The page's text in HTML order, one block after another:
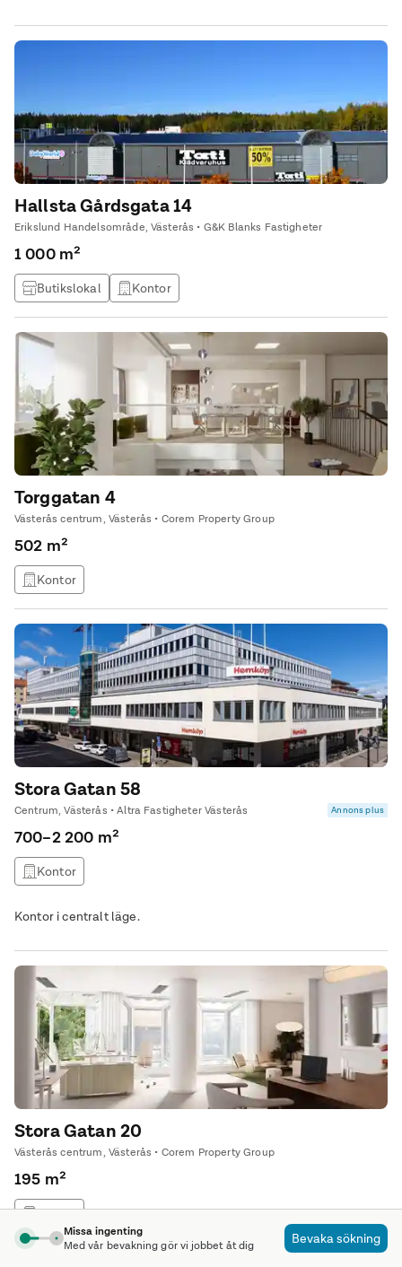
sommaren blir en oas med växter och blommor. I gatuplan finns
det kök/diskrum samt bar med vedeldad pizza ugn och matsal.
Hallsta Gårdsgata 14
Erikslund Handelsområde, Västerås • G&K Blanks Fastigheter
1 000 m²
Butikslokal Kontor
Torggatan 4
Västerås centrum, Västerås • Corem Property Group
502 m²
Kontor
Stora Gatan 58
Centrum, Västerås • Altra Fastigheter Västerås Annons plus
700–2 200 m²
Kontor
Kontor i centralt läge.
Stora Gatan 20
Västerås centrum, Västerås • Corem Property Group
195 m²
Kontor
Missa ingenting
Med vår bevakning gör vi jobbet åt dig
Bevaka sökning